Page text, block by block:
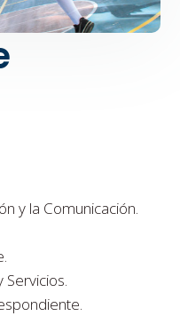
y la Comunicación.